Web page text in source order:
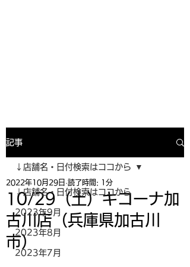
記事
↓店舗名・日付検索はココから
2023年9月
2023年8月
2023年7月
↓店舗名・日付検索はココから
10/29（土）キコーナ加
古川店（兵庫県加古川
市）
2022年10月29日 読了時間: 1分